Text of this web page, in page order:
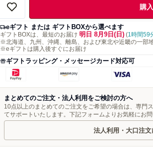
購
eギフト または ギフトBOXから選べます
ギフトBOXは、最短のお届け 明日 8月9日(日) (1時間59
※北海道、九州、沖縄、離島、および東北や近畿の一部
※eギフトは購入後すぐにお届け
ギフトラッピング・メッセージカード対応可
まとめてのご注文・法人利用をご検討の方へ
10点以上のまとめてのご注文をご希望の場合は、専門
てサポートいたします。下記フォームよりお気軽にお問
法人利用・大口注